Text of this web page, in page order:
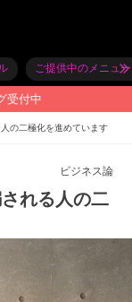
ご提供中のメニュー
受付中
の二極化を進めています
ビジネス論
れる人の二